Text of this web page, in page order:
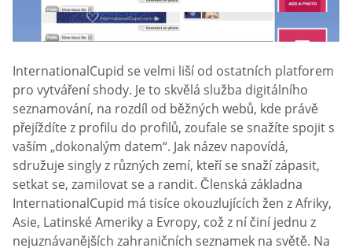
InternationalCupid se velmi liší od ostatních platforem
pro vytváření shody. Je to skvělá služba digitálního
seznamování, na rozdíl od běžných webů, kde právě
přejíždíte z profilu do profilů, zoufale se snažíte spojit s
vaším „dokonalým datem“. Jak název napovídá,
sdružuje singly z různých zemí, kteří se snaží zápasit,
setkat se, zamilovat se a randit. Členská základna
InternationalCupid má tisíce okouzlujících žen z Afriky,
Asie, Latinské Ameriky a Evropy, což z ní činí jednu z
nejuznávanějších zahraničních seznamek na světě. Na